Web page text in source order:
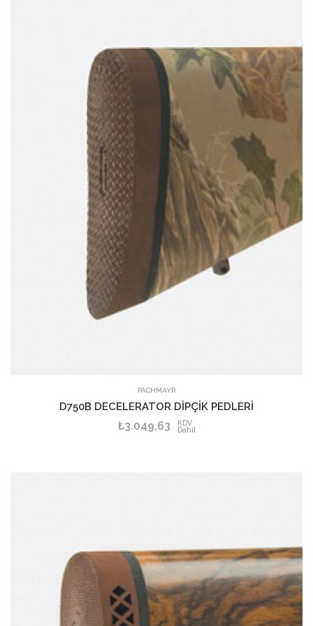
PACHMAYR
D750B DECELERATOR DİPÇİK PEDLERİ
₺3.049,63 KDV
Dahil